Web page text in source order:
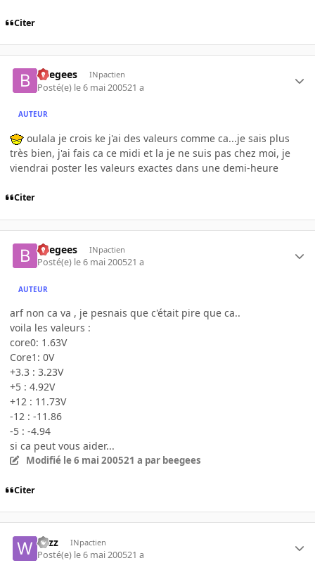
Citer
beegees INpactien
Posté(e) le 6 mai 200521 a
AUTEUR
oulala je crois ke j'ai des valeurs comme ca...je sais plus
très bien, j'ai fais ca ce midi et la je ne suis pas chez moi, je
viendrai poster les valeurs exactes dans une demi-heure
Citer
beegees INpactien
Posté(e) le 6 mai 200521 a
AUTEUR
arf non ca va , je pesnais que c'était pire que ca..
voila les valeurs :
core0: 1.63V
Core1: 0V
+3.3 : 3.23V
+5 : 4.92V
+12 : 11.73V
-12 : -11.86
-5 : -4.94
si ca peut vous aider...
Modifié le 6 mai 200521 a par beegees
Citer
wizz INpactien
Posté(e) le 6 mai 200521 a